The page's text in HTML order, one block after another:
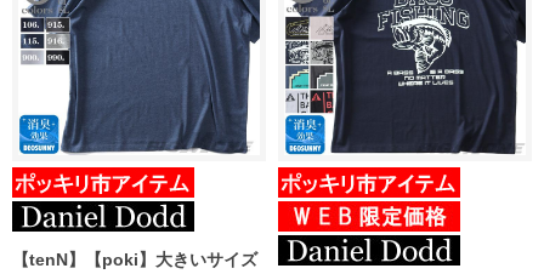
【tenN】【poki】大きいサイズ